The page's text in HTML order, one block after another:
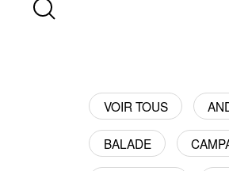
VOIR TOUS
BALADE